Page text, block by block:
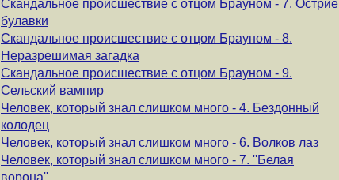
Скандальное происшествие с отцом Брауном - 7. Острие
булавки
Скандальное происшествие с отцом Брауном - 8.
Неразрешимая загадка
Скандальное происшествие с отцом Брауном - 9.
Сельский вампир
Человек, который знал слишком много - 4. Бездонный
колодец
Человек, который знал слишком много - 6. Волков лаз
Человек, который знал слишком много - 7. ''Белая
ворона''